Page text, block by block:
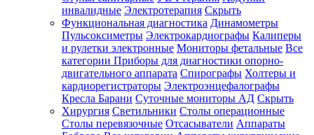
инвалидные Электротерапия Скрыть
Функциональная диагностика Динамометры
Пульсоксиметры Электрокардиографы Калиперы
и рулетки электронные Мониторы фетальные Все
категории Приборы для диагностики опорно-
двигательного аппарата Спирографы Холтеры и
кардиорегистраторы Электроэнцефалографы
Кресла Барани Суточные мониторы АД Скрыть
Хирургия Светильники Столы операционные
Столы перевязочные Отсасыватели Аппараты